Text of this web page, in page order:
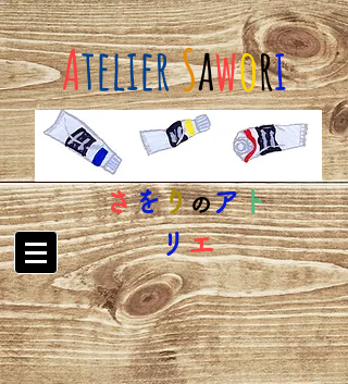
AtelierSawori
さをりのアト
リエ